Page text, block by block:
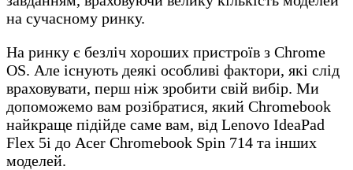
на сучасному ринку.
На ринку є безліч хороших пристроїв з Chrome
OS. Але існують деякі особливі фактори, які слід
враховувати, перш ніж зробити свій вибір. Ми
допоможемо вам розібратися, який Chromebook
найкраще підійде саме вам, від Lenovo IdeaPad
Flex 5i до Acer Chromebook Spin 714 та інших
моделей.